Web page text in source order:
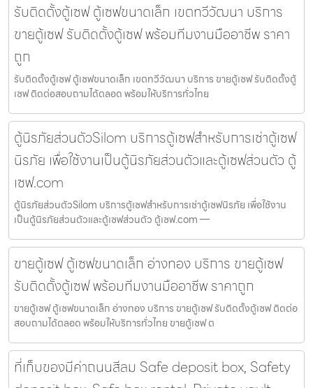
รับติดตั้งตู้เซฟ ตู้เซฟขนาดเล็ก เขตทวีวัฒนา บริการ
ขายตู้เซฟ รับติดตั้งตู้เซฟ พร้อมทีมงานมืออาชีพ ราคา
ถูก
รับติดตั้งตู้เซฟ ตู้เซฟขนาดเล็ก เขตทวีวัฒนา บริการ ขายตู้เซฟ รับติดตั้งตู้
เซฟ ติดต่อสอบถามได้ตลอด พร้อมให้บริการทั่วไทย
ตู้นิรภัยส่วนตัวSilom บริการตู้เซฟสำหรับการเช่าตู้เซฟ
นิรภัย เพื่อใช้งานเป็นตู้นิรภัยส่วนตัวและตู้เซฟส่วนตัว ตู้
เซฟ.com
ตู้นิรภัยส่วนตัวSilom บริการตู้เซฟสำหรับการเช่าตู้เซฟนิรภัย เพื่อใช้งาน
เป็นตู้นิรภัยส่วนตัวและตู้เซฟส่วนตัว ตู้เซฟ.com —
ขายตู้เซฟ ตู้เซฟขนาดเล็ก อ่างทอง บริการ ขายตู้เซฟ
รับติดตั้งตู้เซฟ พร้อมทีมงานมืออาชีพ ราคาถูก
ขายตู้เซฟ ตู้เซฟขนาดเล็ก อ่างทอง บริการ ขายตู้เซฟ รับติดตั้งตู้เซฟ ติดต่อ
สอบถามได้ตลอด พร้อมให้บริการทั่วไทย ขายตู้เซฟ ต
ที่เก็บของมีค่าถนนสีลม Safe deposit box, Safety